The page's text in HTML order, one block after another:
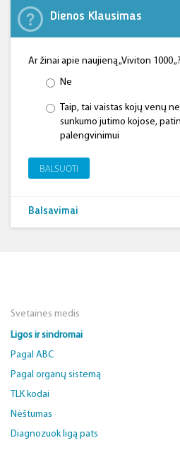
Dienos Klausimas
Ar žinai apie naujieną „Viviton 1000 „?
Ne
Taip, tai vaistas kojų venų
sunkumo jutimo kojose,
palengvinimui
BALSUOTI
Balsavimai
Svetainės medis
Ligos ir sindromai
Pagal ABC
Pagal organų sistemą
TLK kodai
Nėštumas
Diagnozuok ligą pats